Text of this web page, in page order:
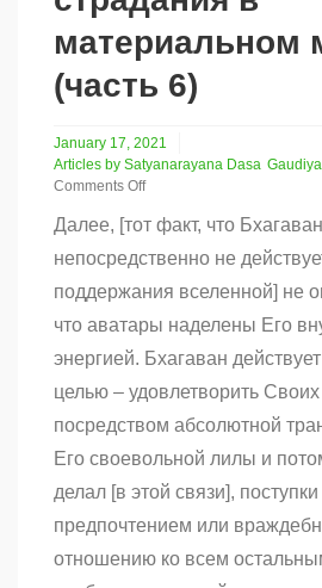
материальном
(часть 6)
January 17, 2021
Articles by Satyanarayana Dasa
Comments Off
Бхагаван,
милость
и
материальном
(часть
6)
Далее, [тот факт, что Бхагаван
непосредственно не
поддержания вселенной] не
что аватары наделены Его
энергией. Бхагаван
целью – удовлетворить
посредством абсолютной
Его своевольной лилы и
делал [в этой связи],
предпочтением или
отношению ко всем